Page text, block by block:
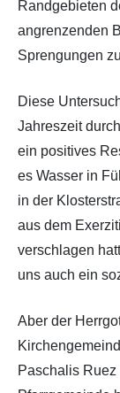
Randgebieten
angrenzenden
Sprengungen
Diese
Jahreszeit
ein positives
es Wasser in
in der
aus dem
verschlagen
uns auch ein
Aber der
Paschalis